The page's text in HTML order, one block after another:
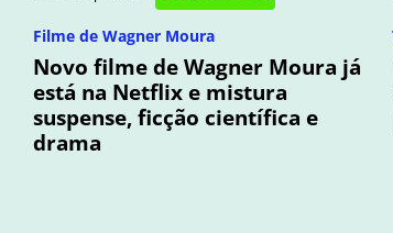
Filme de Wagner Moura
Novo filme de Wagner Moura já
está na Netflix e mistura
suspense, ficção científica e
drama